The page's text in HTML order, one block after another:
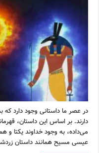
در عصر ما داستانی وجود دارد که
دارند. بر اساس این داستان،
می‌داده، به وجود خداوند یکتا و
عیسی مسیح همانند داستان